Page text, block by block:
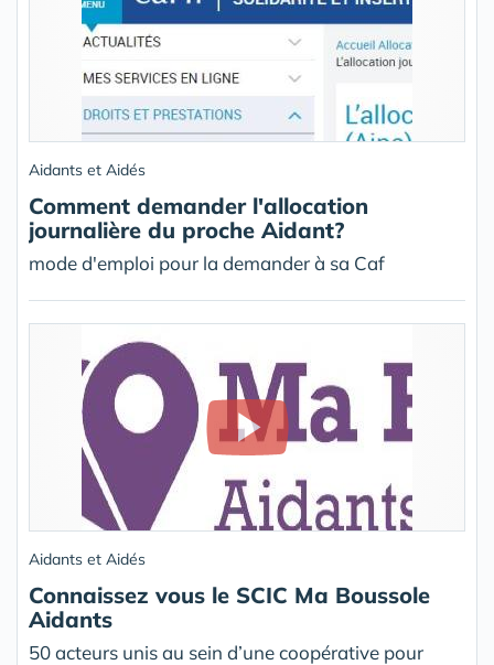
Aidants et Aidés
Comment demander l'allocation
journalière du proche Aidant?
mode d'emploi pour la demander à sa Caf
Aidants et Aidés
Connaissez vous le SCIC Ma Boussole
Aidants
50 acteurs unis au sein d’une coopérative pour